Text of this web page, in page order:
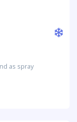
as spray